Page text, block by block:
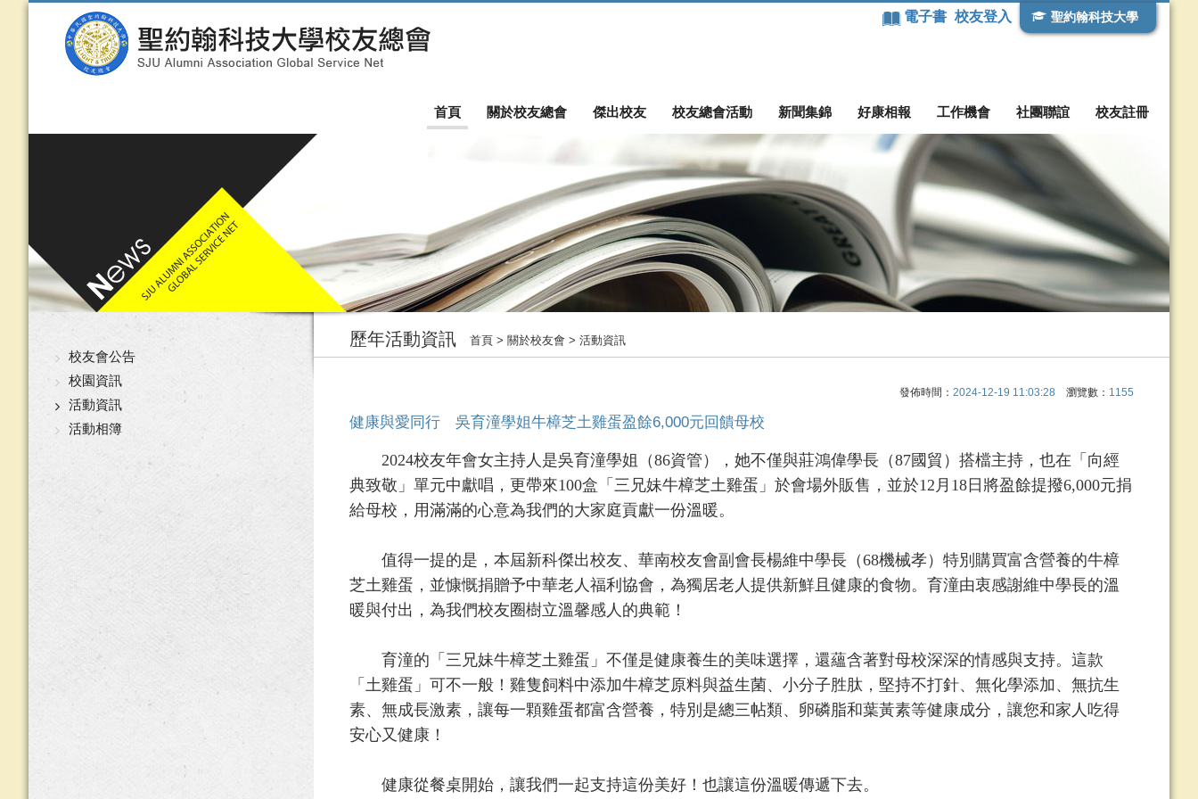
電子書 校友登入 聖約翰科技大學
首頁 關於校友總會 傑出校友 校友總會活動 新聞集錦 好康相報 工作機會 社團聯誼 校友註冊
校友會公告
校園資訊
活動資訊
活動相簿
歷年活動資訊 首頁 > 關於校友會 > 活動資訊
發佈時間： 2024-12-19 11:03:28 瀏覽數： 1155
健康與愛同行 吳育潼學姐牛樟芝土雞蛋盈餘6,000元回饋母校
2024校友年會女主持人是吳育潼學姐（86資管），她不僅與莊鴻偉學長（87國貿）搭檔主持，也在「向經
典致敬」單元中獻唱，更帶來100盒「三兄妹牛樟芝土雞蛋」於會場外販售，並於12月18日將盈餘提撥6,000元捐
給母校，用滿滿的心意為我們的大家庭貢獻一份溫暖。
值得一提的是，本屆新科傑出校友、華南校友會副會長楊維中學長（68機械孝）特別購買富含營養的牛樟
芝土雞蛋，並慷慨捐贈予中華老人福利協會，為獨居老人提供新鮮且健康的食物。育潼由衷感謝維中學長的溫
暖與付出，為我們校友圈樹立溫馨感人的典範！
育潼的「三兄妹牛樟芝土雞蛋」不僅是健康養生的美味選擇，還蘊含著對母校深深的情感與支持。這款
「土雞蛋」可不一般！雞隻飼料中添加牛樟芝原料與益生菌、小分子胜肽，堅持不打針、無化學添加、無抗生
素、無成長激素，讓每一顆雞蛋都富含營養，特別是總三帖類、卵磷脂和葉黃素等健康成分，讓您和家人吃得
安心又健康！
健康從餐桌開始，讓我們一起支持這份美好！也讓這份溫暖傳遞下去。